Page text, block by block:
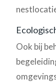
Ook bij